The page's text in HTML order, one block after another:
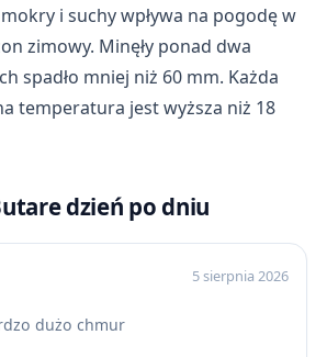
i suchy wpływa na pogodę w
zimowy. Minęły ponad dwa
spadło mniej niż 60 mm. Każda
temperatura jest wyższa niż 18
dzień po dniu
5 sierpnia 2026
dużo chmur